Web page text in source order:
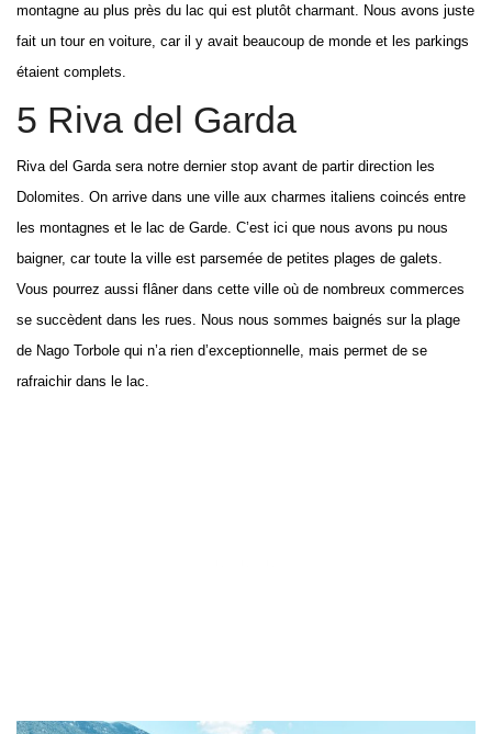
montagne au plus près du lac qui est plutôt charmant. Nous avons juste
fait un tour en voiture, car il y avait beaucoup de monde et les parkings
étaient complets.
5 Riva del Garda
Riva del Garda sera notre dernier stop avant de partir direction les
Dolomites. On arrive dans une ville aux charmes italiens coincés entre
les montagnes et le lac de Garde. C’est ici que nous avons pu nous
baigner, car toute la ville est parsemée de petites plages de galets.
Vous pourrez aussi flâner dans cette ville où de nombreux commerces
se succèdent dans les rues. Nous nous sommes baignés sur la plage
de Nago Torbole qui n’a rien d’exceptionnelle, mais permet de se
rafraichir dans le lac.